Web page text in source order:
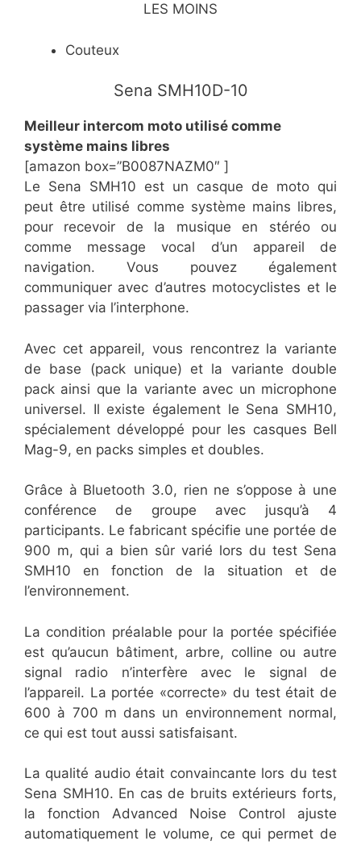
LES MOINS
​Couteux
​Sena SMH10D-10
​Meilleur intercom moto utilisé comme
système mains libres
[amazon box=”​B0087NAZM0″ ]
Le Sena SMH10 est un casque de moto qui
peut être utilisé comme système mains libres,
pour recevoir de la musique en stéréo ou
comme message vocal d’un appareil de
navigation. Vous pouvez également
communiquer avec d’autres motocyclistes et le
passager via l’interphone.
Avec cet appareil, vous rencontrez la variante
de base (pack unique) et la variante double
pack ainsi que la variante avec un microphone
universel. Il existe également le Sena SMH10,
spécialement développé pour les casques Bell
Mag-9, en packs simples et doubles.
Grâce à Bluetooth 3.0, rien ne s’oppose à une
conférence de groupe avec jusqu’à 4
participants. Le fabricant spécifie une portée de
900 m, qui a bien sûr varié lors du test Sena
SMH10 en fonction de la situation et de
l’environnement.
La condition préalable pour la portée spécifiée
est qu’aucun bâtiment, arbre, colline ou autre
signal radio n’interfère avec le signal de
l’appareil. La portée «correcte» du test était de
600 à 700 m dans un environnement normal,
ce qui est tout aussi satisfaisant.
La qualité audio était convaincante lors du test
Sena SMH10. En cas de bruits extérieurs forts,
la fonction Advanced Noise Control ajuste
automatiquement le volume, ce qui permet de